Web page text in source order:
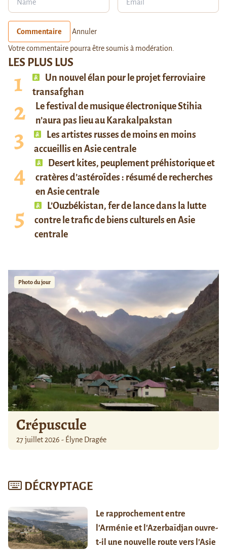
LES PLUS LUS
Un nouvel élan pour le projet ferroviaire
transafghan
Le festival de musique électronique Stihia
n’aura pas lieu au Karakalpakstan
Les artistes russes de moins en moins
accueillis en Asie centrale
Desert kites, peuplement préhistorique et
cratères d’astéroïdes : résumé de recherches
en Asie centrale
L’Ouzbékistan, fer de lance dans la lutte
contre le trafic de biens culturels en Asie
centrale
Photo du jour
Crépuscule
27 juillet 2026 - Élyne Dragée
DÉCRYPTAGE
Le rapprochement entre
l’Arménie et l’Azerbaïdjan ouvre-
t-il une nouvelle route vers l’Asie
Commentaire Annuler
Votre commentaire pourra être soumis à modération.